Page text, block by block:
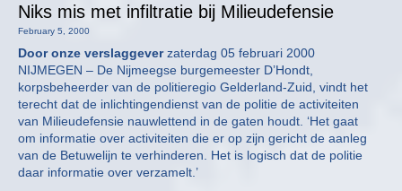
Niks mis met infiltratie bij Milieudefensie
February 5, 2000
Door onze verslaggeverzaterdag 05 februari 2000
NIJMEGEN – De Nijmeegse burgemeester D’Hondt,
korpsbeheerder van de politieregio Gelderland-Zuid, vindt het
terecht dat de inlichtingendienst van de politie de activiteiten
van Milieudefensie nauwlettend in de gaten houdt. ‘Het gaat
om informatie over activiteiten die er op zijn gericht de aanleg
van de Betuwelijn te verhinderen. Het is logisch dat de politie
daar informatie over verzamelt.’